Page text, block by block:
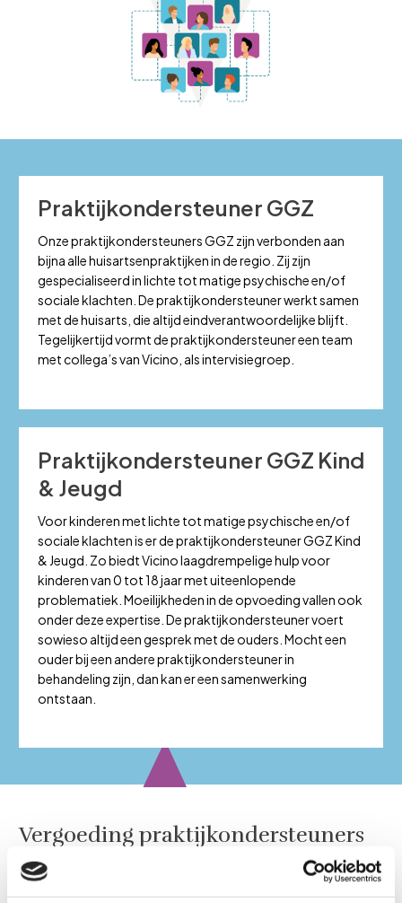
Praktijkondersteuner GGZ
Onze praktijkondersteuners GGZ zijn verbonden aan
bijna alle huisartsenpraktijken in de regio. Zij zijn
gespecialiseerd in lichte tot matige psychische en/of
sociale klachten. De praktijkondersteuner werkt samen
met de huisarts, die altijd eindverantwoordelijke blijft.
Tegelijkertijd vormt de praktijkondersteuner een team
met collega’s van Vicino, als intervisiegroep.
Praktijkondersteuner GGZ Kind
& Jeugd
Voor kinderen met lichte tot matige psychische en/of
sociale klachten is er de praktijkondersteuner GGZ Kind
& Jeugd. Zo biedt Vicino laagdrempelige hulp voor
kinderen van 0 tot 18 jaar met uiteenlopende
problematiek. Moeilijkheden in de opvoeding vallen ook
onder deze expertise. De praktijkondersteuner voert
sowieso altijd een gesprek met de ouders. Mocht een
ouder bij een andere praktijkondersteuner in
behandeling zijn, dan kan er een samenwerking
ontstaan.
Vergoeding praktijkondersteuners
Voor iedere praktijkondersteuner GGZ (of GGZ Kind & Jeugd)